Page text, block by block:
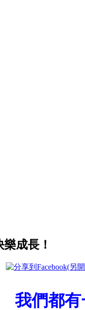
成長！
我們都有